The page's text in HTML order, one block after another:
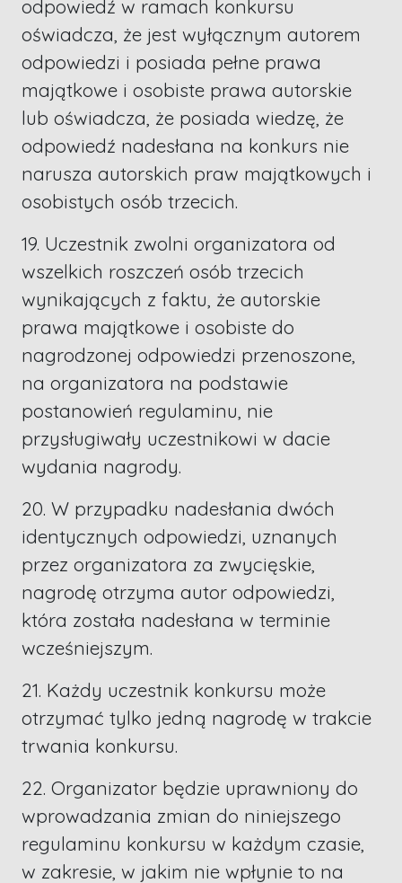
odpowiedź w ramach konkursu
oświadcza, że jest wyłącznym autorem
odpowiedzi i posiada pełne prawa
majątkowe i osobiste prawa autorskie
lub oświadcza, że posiada wiedzę, że
odpowiedź nadesłana na konkurs nie
narusza autorskich praw majątkowych i
osobistych osób trzecich.
19. Uczestnik zwolni organizatora od
wszelkich roszczeń osób trzecich
wynikających z faktu, że autorskie
prawa majątkowe i osobiste do
nagrodzonej odpowiedzi przenoszone,
na organizatora na podstawie
postanowień regulaminu, nie
przysługiwały uczestnikowi w dacie
wydania nagrody.
20. W przypadku nadesłania dwóch
identycznych odpowiedzi, uznanych
przez organizatora za zwycięskie,
nagrodę otrzyma autor odpowiedzi,
która została nadesłana w terminie
wcześniejszym.
21. Każdy uczestnik konkursu może
otrzymać tylko jedną nagrodę w trakcie
trwania konkursu.
22. Organizator będzie uprawniony do
wprowadzania zmian do niniejszego
regulaminu konkursu w każdym czasie,
w zakresie, w jakim nie wpłynie to na